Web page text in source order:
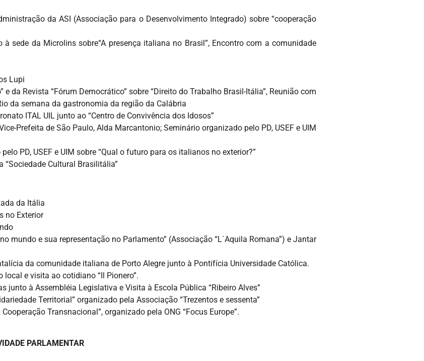
da ASI (Associação para o Desenvolvimento Integrado) sobre “cooperação
sede da Microlins sobre“A presença italiana no Brasil”, Encontro com a comunidade
Lupi
da Revista “Fórum Democrático” sobre “Direito do Trabalho Brasil-Itália”, Reunião com
da semana da gastronomia da região da Calábria
ITAL UIL junto ao “Centro de Convivência dos Idosos”
Prefeita de São Paulo, Alda Marcantonio; Seminário organizado pelo PD, USEF e UIM
PD, USEF e UIM sobre “Qual o futuro para os italianos no exterior?”
Cultural Brasilitália”
da Itália
no Exterior
mundo e sua representação no Parlamento” (Associação “L´Aquila Romana”) e Jantar
da comunidade italiana de Porto Alegre junto à Pontifícia Universidade Católica.
e visita ao cotidiano “Il Pionero”.
à Assembléia Legislativa e Visita à Escola Pública “Ribeiro Alves”
Territorial” organizado pela Associação “Trezentos e sessenta”
Transnacional”, organizado pela ONG “Focus Europe”.
PARLAMENTAR